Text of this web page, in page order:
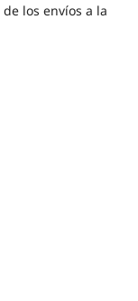
los envíos a la